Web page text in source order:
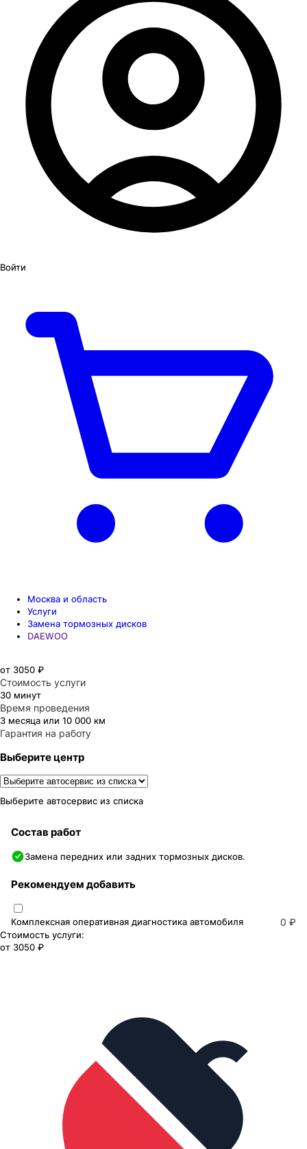
Войти
Москва и область
Услуги
Замена тормозных дисков
DAEWOO
от 3050 ₽
Стоимость услуги
30 минут
Время проведения
3 месяца или 10 000 км
Гарантия на работу
Выберите центр
Выберите автосервис из списка
Состав работ
Замена передних или задних тормозных дисков.
Рекомендуем добавить
Комплексная оперативная диагностика автомобиля 0 ₽
Стоимость услуги:
от 3050 ₽